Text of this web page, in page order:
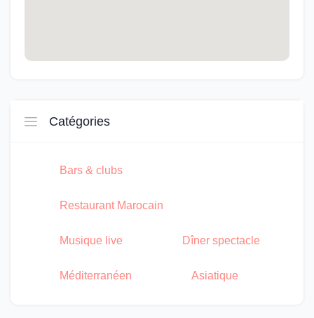
Catégories
Bars & clubs
Restaurant Marocain
Musique live Dîner spectacle
Méditerranéen Asiatique